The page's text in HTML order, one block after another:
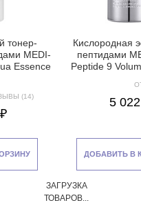
тонер-
MEDI-
Essence
(14)
Кислородная
пептидами
Peptide 9
5
ДОБАВИТЬ В
ЗАГРУЗКА
ТОВАРОВ...